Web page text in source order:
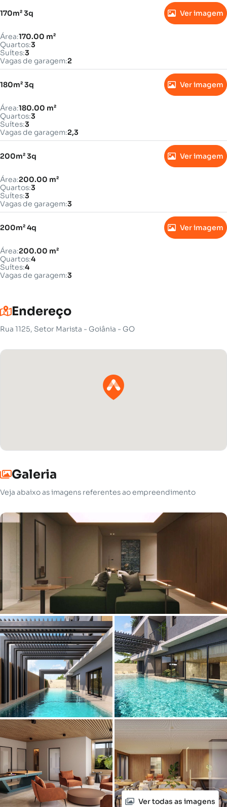
170m² 3q Ver imagem
Área:170.00 m²
Quartos:3
Suítes:3
Vagas de garagem:2
180m² 3q Ver imagem
Área:180.00 m²
Quartos:3
Suítes:3
Vagas de garagem:2,3
200m² 3q Ver imagem
Área:200.00 m²
Quartos:3
Suítes:3
Vagas de garagem:3
200m² 4q Ver imagem
Área:200.00 m²
Quartos:4
Suítes:4
Vagas de garagem:3
Endereço
Rua 1125, Setor Marista - Goiânia - GO
Galeria
Veja abaixo as imagens referentes ao empreendimento
Ver todas as imagens